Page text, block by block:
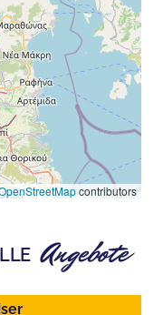
contributors
Angebote